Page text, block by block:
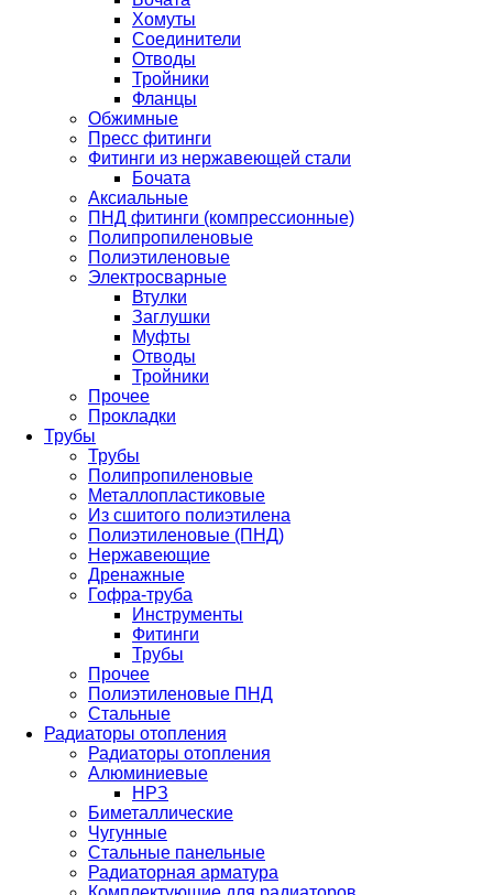
Хомуты
Соединители
Отводы
Тройники
Фланцы
Обжимные
Пресс фитинги
Фитинги из нержавеющей стали
Бочата
Аксиальные
ПНД фитинги (компрессионные)
Полипропиленовые
Полиэтиленовые
Электросварные
Втулки
Заглушки
Муфты
Отводы
Тройники
Прочее
Прокладки
Трубы
Трубы
Полипропиленовые
Металлопластиковые
Из сшитого полиэтилена
Полиэтиленовые (ПНД)
Нержавеющие
Дренажные
Гофра-труба
Инструменты
Фитинги
Трубы
Прочее
Полиэтиленовые ПНД
Стальные
Радиаторы отопления
Радиаторы отопления
Алюминиевые
НРЗ
Биметаллические
Чугунные
Стальные панельные
Радиаторная арматура